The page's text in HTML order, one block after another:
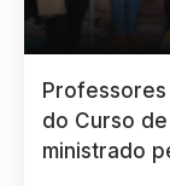
do Curso
ministrado